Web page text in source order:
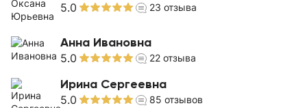
5.0 23 отзыва
Анна Ивановна
5.0 22 отзыва
Ирина Сергеевна
5.0 85 отзывов